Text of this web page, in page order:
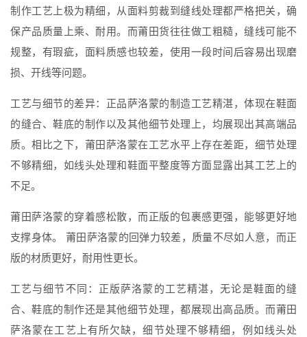
制作工艺上极为精细，从面料剪裁到缝线处理都严格把关，确
保产品质量上乘、耐用。而莆田货往往做工粗糙，缝线可能不
规整，有瑕疵，面料质感也较差，使用一段时间后容易出现磨
损、开线等问题。
工艺与细节的差异：正品萨洛蒙的制造工艺精湛，体现在鞋面
的缝合、鞋底的制作以及其他细节处理上，均展现出其高端品
质。相比之下，莆田萨洛蒙在工艺水平上存在差距，细节处理
不够精细，如线头处理和鞋面平整度等方面显露出其工艺上的
不足。
莆田萨洛蒙的穿着感松散，而正版的包裹感更强，能够更好地
支撑身体。 莆田萨洛蒙的回弹力较差，质量不尽如人意，而正
版的材质更好，耐用性更长。
工艺与细节不同：正版萨洛蒙的工艺精湛，无论是鞋面的缝
合、鞋底的制作还是其他细节处理，都展现出高品质。而莆田
萨洛蒙在工艺上有所欠缺，细节处理不够精细，例如线头处